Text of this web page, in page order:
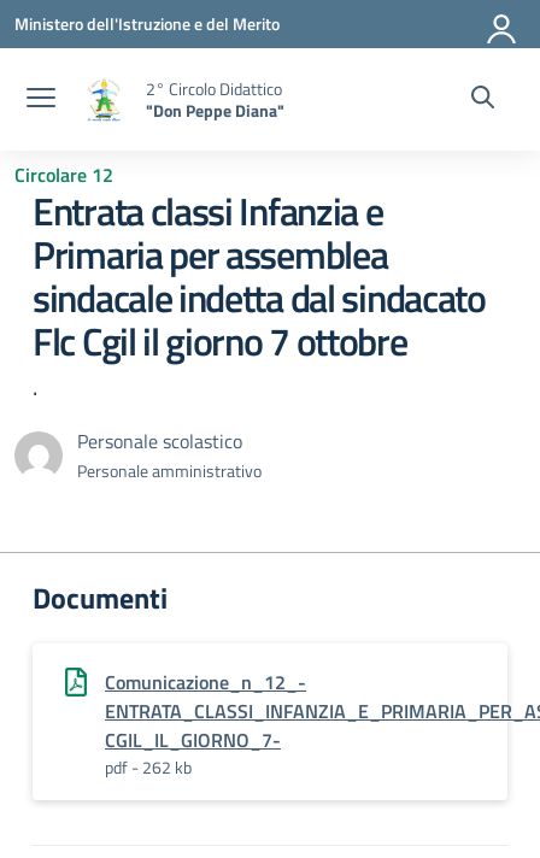
Vai ai contenuti
Vai al menu di navigazione
Vai al footer
Ministero dell'Istruzione e del Merito
2° Circolo Didattico
"Don Peppe Diana"
Circolare 12
Entrata classi Infanzia e
Primaria per assemblea
sindacale indetta dal sindacato
Flc Cgil il giorno 7 ottobre
.
Personale scolastico
Personale amministrativo
Documenti
Comunicazione_n_12_-
CGIL_IL_GIORNO_7-
pdf - 262 kb